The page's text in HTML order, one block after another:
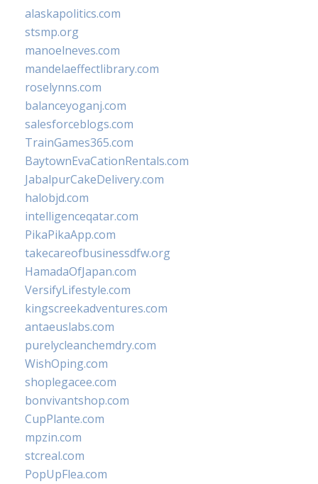
alaskapolitics.com
stsmp.org
manoelneves.com
mandelaeffectlibrary.com
roselynns.com
balanceyoganj.com
salesforceblogs.com
TrainGames365.com
BaytownEvaCationRentals.com
JabalpurCakeDelivery.com
halobjd.com
intelligenceqatar.com
PikaPikaApp.com
takecareofbusinessdfw.org
HamadaOfJapan.com
VersifyLifestyle.com
kingscreekadventures.com
antaeuslabs.com
purelycleanchemdry.com
WishOping.com
shoplegacee.com
bonvivantshop.com
CupPlante.com
mpzin.com
stcreal.com
PopUpFlea.com